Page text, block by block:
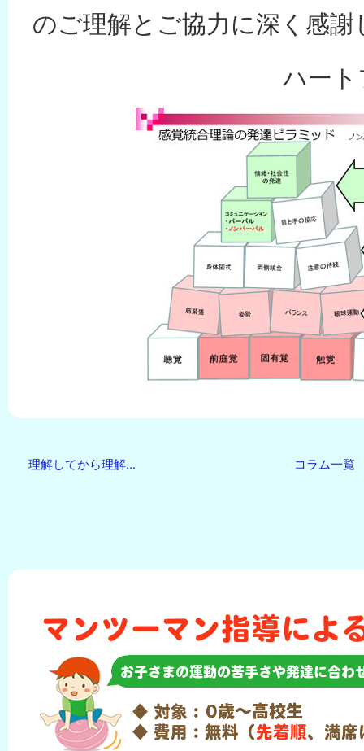
のご理解とご協力に深く感
ハー
理解してから理解... コラム一覧